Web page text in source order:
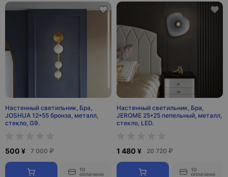
Настенный светильник, Бра,
JOSHUA 12*55 бронза, металл,
стекло, G9.
500 ¥ 7 000 ₽
10
оплачено
Настенный светильник, Бра,
JEROME 25*25 пепельный, металл,
стекло, LED.
1 480 ¥ 20 720 ₽
10
оплачено